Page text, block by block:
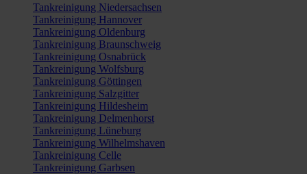
Tankreinigung Niedersachsen
Tankreinigung Hannover
Tankreinigung Oldenburg
Tankreinigung Braunschweig
Tankreinigung Osnabrück
Tankreinigung Wolfsburg
Tankreinigung Göttingen
Tankreinigung Salzgitter
Tankreinigung Hildesheim
Tankreinigung Delmenhorst
Tankreinigung Lüneburg
Tankreinigung Wilhelmshaven
Tankreinigung Celle
Tankreinigung Garbsen